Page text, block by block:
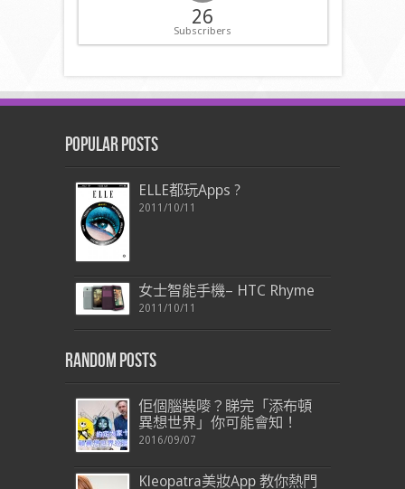
26
Subscribers
Popular Posts
ELLE都玩Apps ?
2011/10/11
女士智能手機– HTC Rhyme
2011/10/11
Random Posts
佢個腦裝嘜？睇完「添布頓
異想世界」你可能會知！
2016/09/07
Kleopatra美妝App 教你熱門